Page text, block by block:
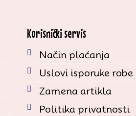
Korisnički servis
Način plaćanja
Uslovi isporuke robe
Zamena artikla
Politika privatnosti